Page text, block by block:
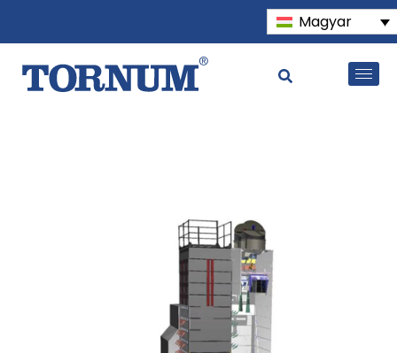
Magyar